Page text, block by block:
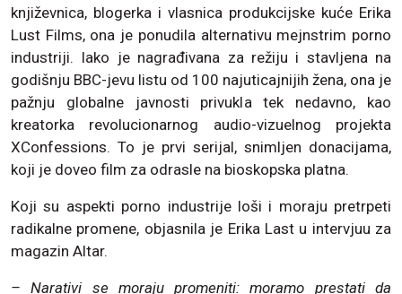
književnica, blogerka i vlasnica produkcijske kuće Erika
Lust Films, ona je ponudila alternativu mejnstrim porno
industriji. Iako je nagrađivana za režiju i stavljena na
godišnju BBC-jevu listu od 100 najuticajnijih žena, ona je
pažnju globalne javnosti privukla tek nedavno, kao
kreatorka revolucionarnog audio-vizuelnog projekta
XConfessions. To je prvi serijal, snimljen donacijama,
koji je doveo film za odrasle na bioskopska platna.
Koji su aspekti porno industrije loši i moraju pretrpeti
radikalne promene, objasnila je Erika Last u intervjuu za
magazin Altar.
– Narativi se moraju promeniti: moramo prestati da